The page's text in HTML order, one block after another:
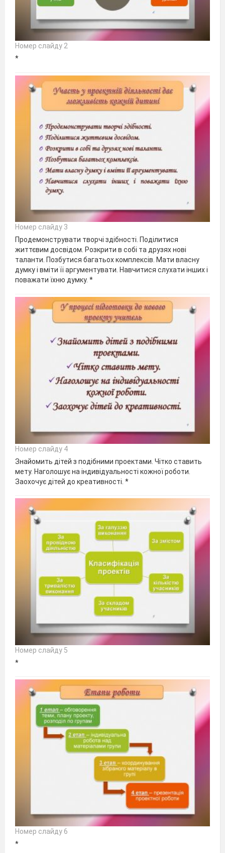
Номер слайду 2
*
Номер слайду 3
Продемонструвати творчі здібності. Поділитися
життєвим досвідом. Розкрити в собі та друзях нові
таланти. Позбутися багатьох комплексів. Мати власну
думку і вміти її аргументувати. Навчитися слухати інших і
поважати їхню думку. *
Номер слайду 4
Знайомить дітей з подібними проектами. Чітко ставить
мету. Наголошує на індивідуальності кожної роботи.
Заохочує дітей до креативності. *
Номер слайду 5
*
Номер слайду 6
*